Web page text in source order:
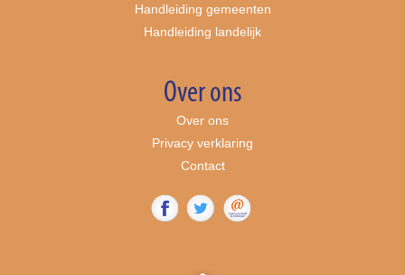
Handleiding gemeenten
Handleiding landelijk
Over ons
Over ons
Privacy verklaring
Contact